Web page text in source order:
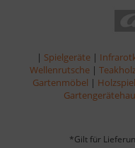
| Spielgeräte |
Wellenrutsche |
Gartenmöbel |
*Gilt für